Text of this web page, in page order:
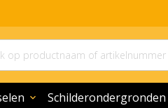
expand_more Schilderondergronden